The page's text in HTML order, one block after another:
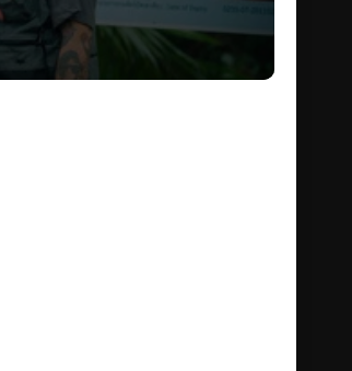
เจ็ก (แจ็ค เฉลิมพล) และ “บ็อบบี้” (แจ๊ส
ยว” หวนกลับไปหาอดีตอีกครั้ง ระหว่าง
ล็ก ๆ ที่ใฝ่ฝันอยากทำคดีใหญ่ ได้ไล่ล่า
สัตว์ที่รักสัตว์ที่ตัวเองดูแลดั่งลูกไป